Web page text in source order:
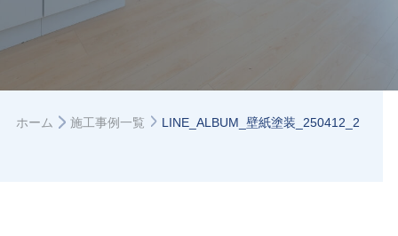
ホーム 施工事例一覧 LINE_ALBUM_壁紙塗装_250412_2